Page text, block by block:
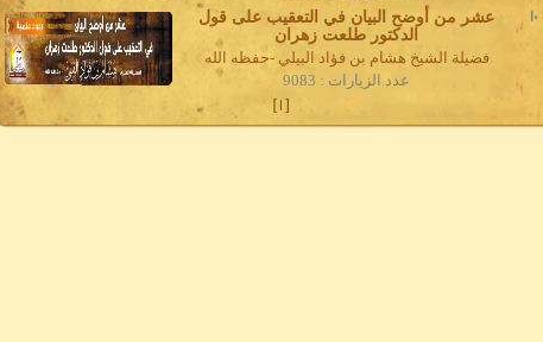
عشر من أوضح البيان في التعقيب على قول
الدكتور طلعت زهران
10
فضيلة الشيخ هشام بن فؤاد البيلي -حفظه الله
عدد الزيارات : 9083
[
]